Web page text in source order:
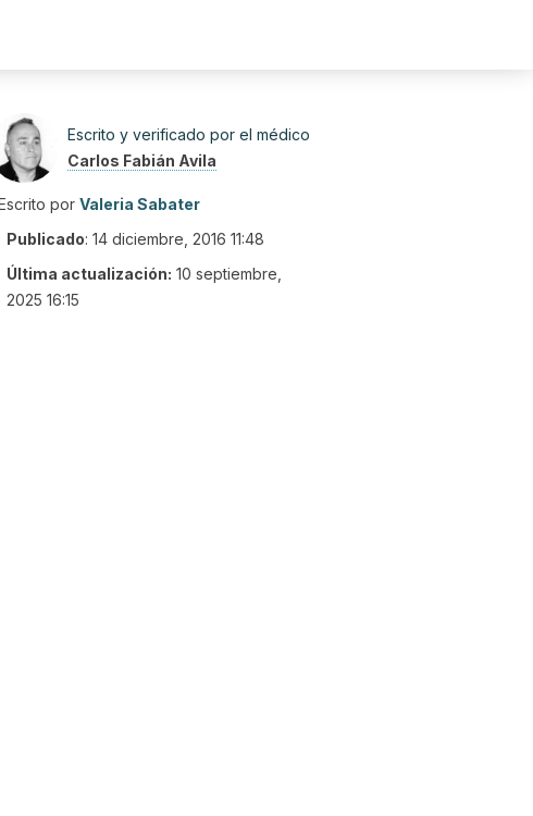
Escrito y verificado por el médico
Carlos Fabián Avila
por Valeria Sabater
Publicado: 14 diciembre, 2016 11:48
Última actualización: 10 septiembre,
2025 16:15